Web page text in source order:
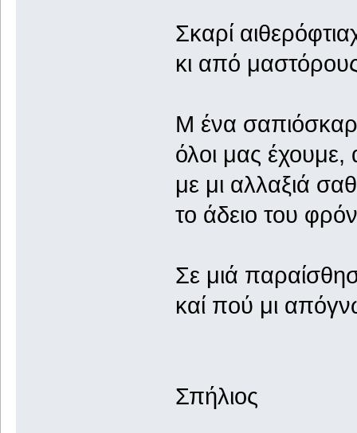
Σκαρί
κι από
Μ ένα
όλοι μας
με μι αλλαξιά
το άδειο του
Σε μιά
καί πού μι
Σπήλιος